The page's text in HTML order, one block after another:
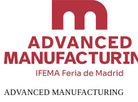
ADVANCED MANUFACTURING